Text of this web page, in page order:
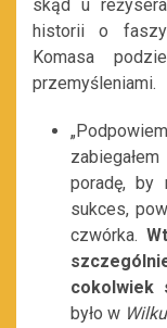
skąd u
historii o
Komasa
przemyśleniami.
poradę, by
sukces,
czwórka.
cokolwiek
było w